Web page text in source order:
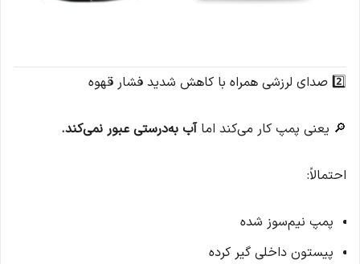
2️⃣ صدای لرزشی همراه با کاهش شدید فشار قهوه
🔎 یعنی پمپ کار می‌کند اما آب به‌درستی عبور نمی‌کند.
احتمالاً:
پمپ نیم‌سوز شده
پیستون داخلی گیر کرده